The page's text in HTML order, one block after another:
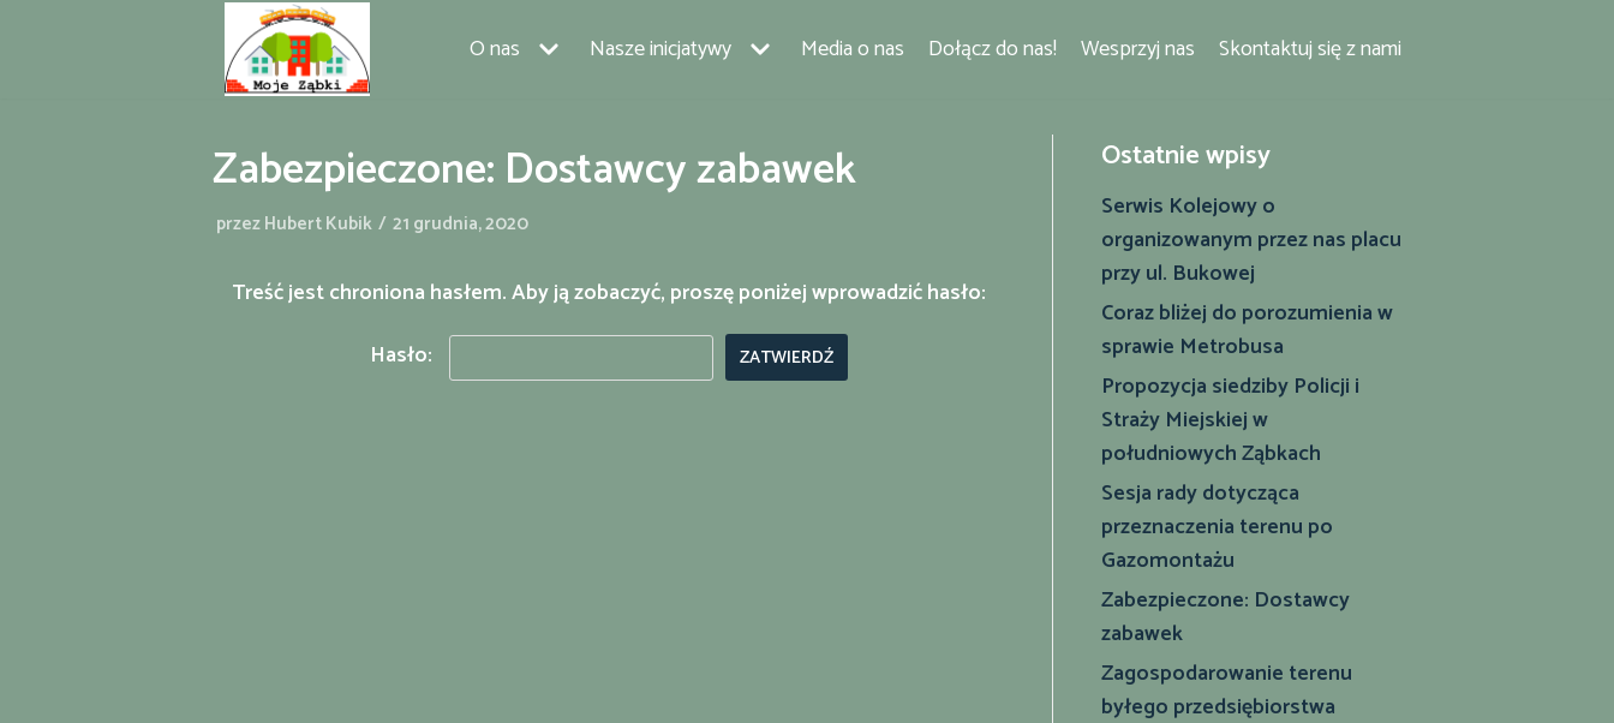
O nas Nasze inicjatywy Media o nas Dołącz do nas! Wesprzyj nas Skontaktuj się z nami
Zabezpieczone: Dostawcy zabawek
przezHubert Kubik 21 grudnia, 2020
Treść jest chroniona hasłem. Aby ją zobaczyć, proszę poniżej wprowadzić hasło:
Hasło:
Ostatnie wpisy
Serwis Kolejowy o
organizowanym przez nas placu
przy ul. Bukowej
Coraz bliżej do porozumienia w
sprawie Metrobusa
Propozycja siedziby Policji i
Straży Miejskiej w
południowych Ząbkach
Sesja rady dotycząca
przeznaczenia terenu po
Gazomontażu
Zabezpieczone: Dostawcy
zabawek
Zagospodarowanie terenu
byłego przedsiębiorstwa